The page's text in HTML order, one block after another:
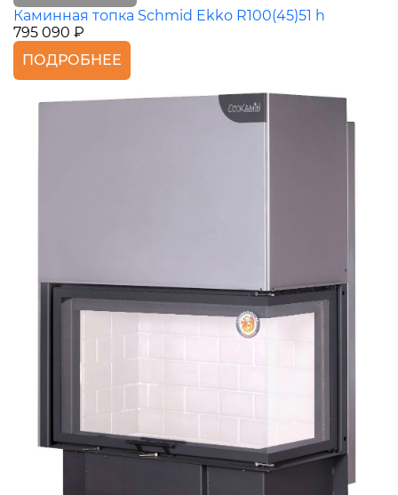
Каминная топка Schmid Ekko R100(45)51 h
795 090 ₽
ПОДРОБНЕЕ